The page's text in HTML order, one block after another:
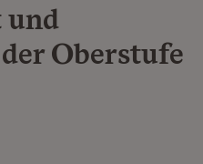
und
Oberstufe